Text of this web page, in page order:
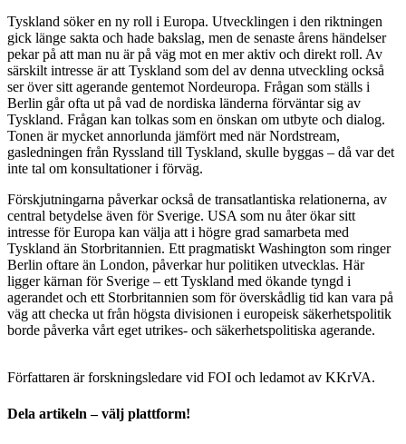
Tyskland söker en ny roll i Europa. Utvecklingen i den riktningen
gick länge sakta och hade bakslag, men de senaste årens händelser
pekar på att man nu är på väg mot en mer aktiv och direkt roll. Av
särskilt intresse är att Tyskland som del av denna utveckling också
ser över sitt agerande gentemot Nordeuropa. Frågan som ställs i
Berlin går ofta ut på vad de nordiska länderna förväntar sig av
Tyskland. Frågan kan tolkas som en önskan om utbyte och dialog.
Tonen är mycket annorlunda jämfört med när Nordstream,
gasledningen från Ryssland till Tyskland, skulle byggas – då var det
inte tal om konsultationer i förväg.
Förskjutningarna påverkar också de transatlantiska relationerna, av
central betydelse även för Sverige. USA som nu åter ökar sitt
intresse för Europa kan välja att i högre grad samarbeta med
Tyskland än Storbritannien. Ett pragmatiskt Washington som ringer
Berlin oftare än London, påverkar hur politiken utvecklas. Här
ligger kärnan för Sverige – ett Tyskland med ökande tyngd i
agerandet och ett Storbritannien som för överskådlig tid kan vara på
väg att checka ut från högsta divisionen i europeisk säkerhetspolitik
borde påverka vårt eget utrikes- och säkerhetspolitiska agerande.
Författaren är forskningsledare vid FOI och ledamot av KKrVA.
Dela artikeln – välj plattform!